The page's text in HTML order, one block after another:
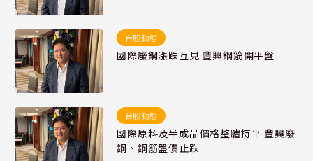
台股動態
國際廢鋼漲跌互見 豐興鋼筋開平盤
台股動態
國際原料及半成品價格整體持平 豐興廢
鋼、鋼筋盤價止跌